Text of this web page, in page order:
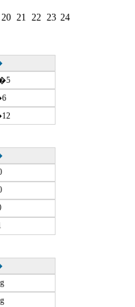
20 21 22 23 24